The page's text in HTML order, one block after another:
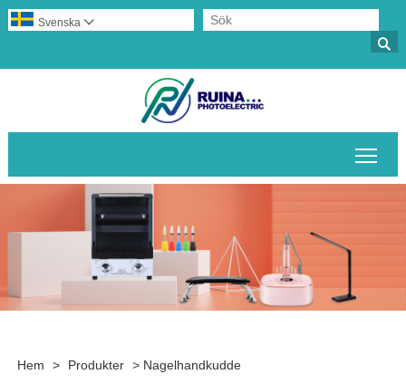

Svenska 
Hem > Produkter > Nagelhandkudde